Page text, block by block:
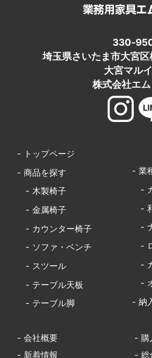
330-
埼玉県さいたま市大宮
大宮マル
株式会社エ
- トップページ
- 商品を探す
- 木製椅子
- 金属椅子
- カウンター椅子
- ソファ・ベンチ
- スツール
- テーブル天板
- テーブル脚
- 業
-
-
-
-
-
-
- 納
- 会社概要
- 購
- 新着情報
- 総